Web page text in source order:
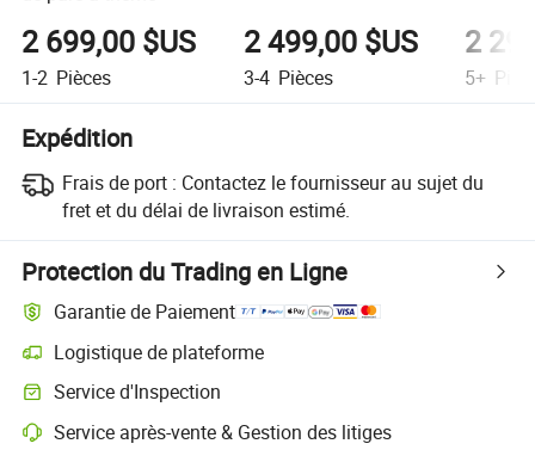
2 699,00 $US
1-2 Pièces
2 499,00 $US
3-4 Pièces
2
5+
Expédition
Frais de port : Contactez le fournisseur au sujet du
fret et du délai de livraison estimé.
Protection du Trading en Ligne
Garantie de Paiement
Logistique de plateforme
Suivi d'expédition plus clair avec des logistiques prises en charge par
Service d'Inspection
Inspection préalable à l'expédition optionnelle pour des contrôles de
Service après-vente & Gestion des litiges
Résolution des litiges assistée par la plateforme, y compris les